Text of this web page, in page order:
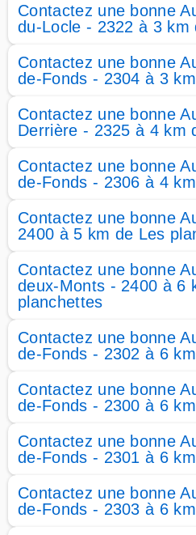
Contactez une bonne
du-Locle - 2322 à 3 km
Contactez une bonne
de-Fonds - 2304 à 3
Contactez une bonne
Derrière - 2325 à 4 km
Contactez une bonne
de-Fonds - 2306 à 4
Contactez une bonne
2400 à 5 km de Les
Contactez une bonne
deux-Monts - 2400 à 6
planchettes
Contactez une bonne
de-Fonds - 2302 à 6
Contactez une bonne
de-Fonds - 2300 à 6
Contactez une bonne
de-Fonds - 2301 à 6
Contactez une bonne
de-Fonds - 2303 à 6